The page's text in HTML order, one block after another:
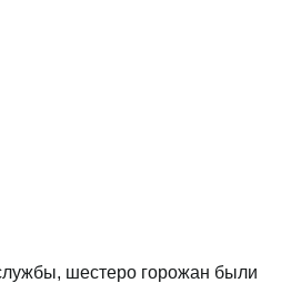
шестеро горожан были